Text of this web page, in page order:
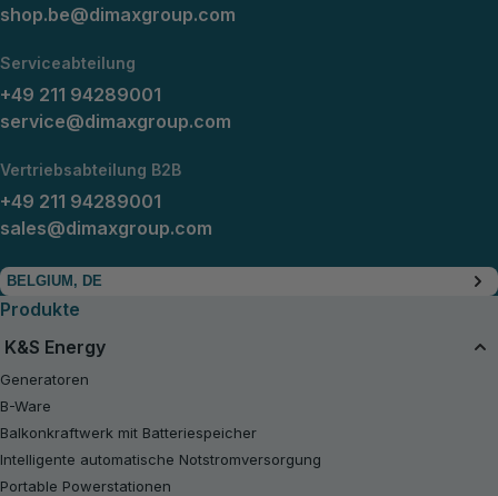
shop.be@dimaxgroup.com
Serviceabteilung
+49 211 94289001
service@dimaxgroup.com
Vertriebsabteilung B2B
+49 211 94289001
sales@dimaxgroup.com
BELGIUM, DE
Produkte
K&S Energy
Generatoren
B-Ware
Balkonkraftwerk mit Batteriespeicher
Intelligente automatische Notstromversorgung
Portable Powerstationen